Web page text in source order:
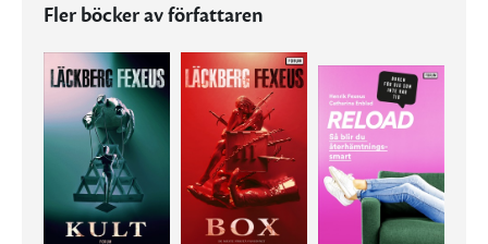
Fler böcker av författaren